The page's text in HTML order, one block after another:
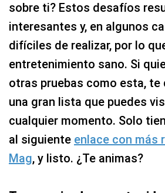
sobre ti? Estos desafíos
interesantes y, en algunos
difíciles de realizar, por lo
entretenimiento sano. Si
otras pruebas como esta, te
una gran lista que puedes
cualquier momento. Solo
al siguiente enlace con más
Mag, y listo. ¿Te animas?